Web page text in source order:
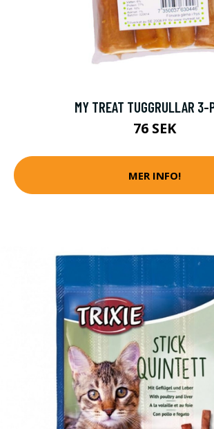
MY TREAT TUGGRULLAR 3-
76 SEK
MER INFO!